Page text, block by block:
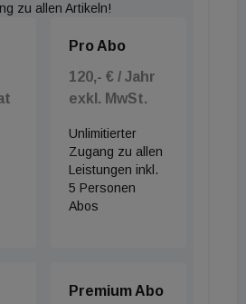
zu allen Artikeln!
Pro Abo
120,- € / Jahr
exkl. MwSt.
Unlimitierter
Zugang zu allen
Leistungen inkl.
5 Personen
Abos
Premium Abo